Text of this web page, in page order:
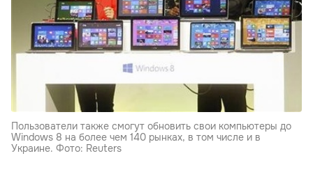
Пользователи также смогут обновить свои компьютеры до
Windows 8 на более чем 140 рынках, в том числе и в
Украине. Фото: Reuters